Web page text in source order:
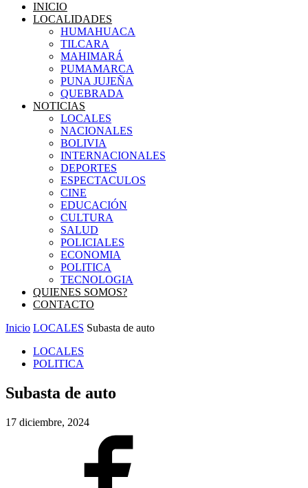
INICIO
LOCALIDADES
HUMAHUACA
TILCARA
MAHIMARÁ
PUMAMARCA
PUNA JUJEÑA
QUEBRADA
NOTICIAS
LOCALES
NACIONALES
BOLIVIA
INTERNACIONALES
DEPORTES
ESPECTACULOS
CINE
EDUCACIÓN
CULTURA
SALUD
POLICIALES
ECONOMIA
POLITICA
TECNOLOGIA
QUIENES SOMOS?
CONTACTO
Inicio LOCALES Subasta de auto
LOCALES
POLITICA
Subasta de auto
17 diciembre, 2024